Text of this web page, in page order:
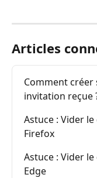
Articles
Comment
invitation reçue
Astuce : Vider
Firefox
Astuce : Vider
Edge